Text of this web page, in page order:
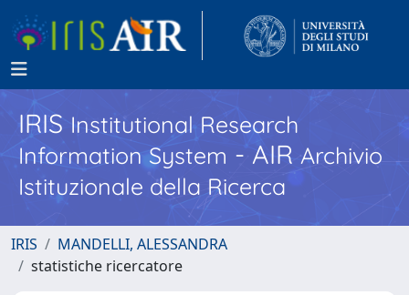
IRISInstitutional Research
Information System - AIR Archivio
Istituzionale della Ricerca
IRIS
MANDELLI, ALESSANDRA
statistiche ricercatore